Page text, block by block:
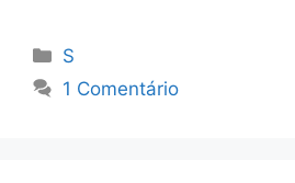
Categorias
S
1 Comentário